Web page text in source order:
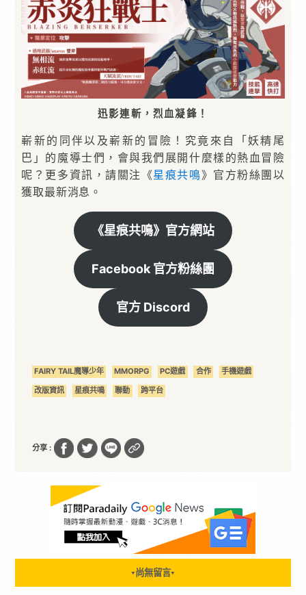
迅影連斬，烈血凝鋒！
嶄新的同伴以及嶄新的冒險！究竟來自「妖精尾
巴」的魔導士們，會與我們展開什麼樣的熱血冒險
呢？更多資訊，請關注《星痕共鳴》官方粉絲團以
獲取最新消息。
《星痕共鳴》官方網站
Facebook 官方粉絲團
官方 Discord
FAIRY TAIL魔導少年 MMORPG PC遊戲 合作
手機遊戲
改版資訊
星痕共鳴 聯動 跨平台
分享 :
▼ 尚無留言▼